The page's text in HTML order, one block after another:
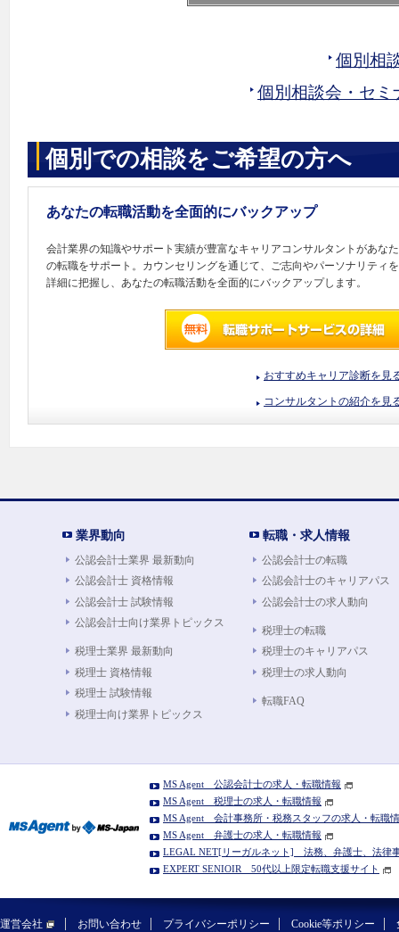
個別相
個別相談会・セミ
個別での相談をご希望の方へ
あなたの転職活動を全面的にバックアップ
会計業界の知識やサポート実績が豊富なキャリアコンサルタントがあなた
の転職をサポート。カウンセリングを通じて、ご志向やパーソナリティを
詳細に把握し、あなたの転職活動を全面的にバックアップします。
おすすめキャリア診断を見
コンサルタントの紹介を見
業界動向
公認会計士業界 最新動向
公認会計士 資格情報
公認会計士 試験情報
公認会計士向け業界トピックス
税理士業界 最新動向
税理士 資格情報
税理士 試験情報
税理士向け業界トピックス
転職・求人情報
公認会計士の転職
公認会計士のキャリアパス
公認会計士の求人動向
税理士の転職
税理士のキャリアパス
税理士の求人動向
転職FAQ
MS Agent 公認会計士の求人・転職情報
MS Agent 税理士の求人・転職情報
MS Agent 会計事務所・税務スタッフの求人・転職
MS Agent 弁護士の求人・転職情報
LEGAL NET[リーガルネット] 法務、弁護士、法律
EXPERT SENIOIR 50代以上限定転職支援サイト
運営会社 お問い合わせ プライバシーポリシー Cookie等ポリシー